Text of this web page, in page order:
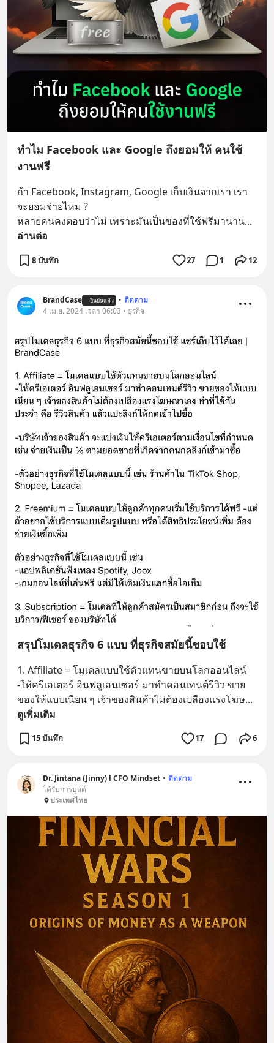
ทำไม Facebook และ Google ถึงยอมให้ คนใช้
งานฟรี
ถ้า Facebook, Instagram, Google เก็บเงินจากเรา เรา
จะยอมจ่ายไหม ?
หลายคนคงตอบว่าไม่ เพราะมันเป็นของที่ใช้ฟรีมานาน
อ่านต่อ
8 บันทึก 27 1 12
BrandCase ยืนยันแล้ว • ติดตาม
4 เม.ย. 2024 เวลา 06:03 • ธุรกิจ
สรุปโมเดลธุรกิจ 6 แบบ ที่ธุรกิจสมัยนี้ชอบใช้
1. Affiliate = โมเดลแบบใช้ตัวแทนขายบนโลกออนไลน์
-ให้ครีเอเตอร์ อินฟลูเอนเซอร์ มาทำคอนเทนต์รีวิว ขาย
ของให้แบบเนียน ๆ เจ้าของสินค้าไม่ต้องเปลืองแรงโฆษ...
ดูเพิ่มเติม
15 บันทึก 17 6
Dr. Jintana (Jinny) l CFO Mindset • ติดตาม
ได้รับการบูสต์
ประเทศไทย